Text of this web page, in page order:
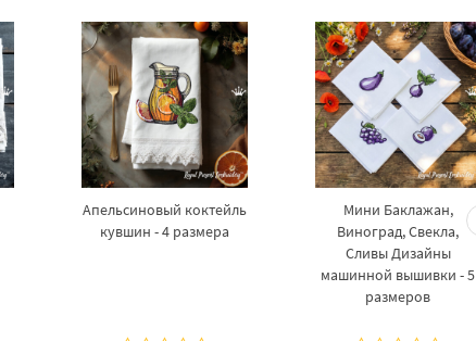
Апельсиновый коктейль
кувшин - 4 размера
Мини Баклажан,
Виноград, Свекла,
Сливы Дизайны
машинной вышивки - 5
размеров